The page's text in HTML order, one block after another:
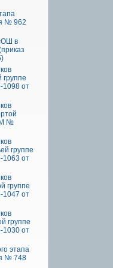
№ 962
в
группе
от
№
группе
от
группе
от
группе
от
этапа
№ 748